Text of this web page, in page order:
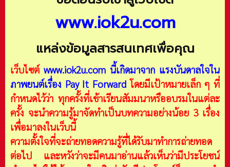
www.iok2u.com
แหล่งข้อมูลสารสนเทศเพื่อคุณ
เว็บไซต์ www.iok2u.com นี้เกิดมาจาก แรงบันดาลใจใน
ภาพยนต์เรื่อง Pay It Forward โดยมีเป้าหมายเล็ก ๆ ที่
กำหนดไว้ว่า ทุกครั้งที่เข้าเรียนสัมมนาหรืออบรมในแต่ละ
ครั้ง จะนำความรู้มาจัดทำเป็นบทความอย่างน้อย 3 เรื่อง
เพื่อมาลงในเว็บนี้
ความตั้งใจที่จะถ่ายทอดความรู้ที่ได้รับมาทำการถ่ายทอด
ต่อไป และหวังว่าจะมีคนมาอ่านแล้วเห็นว่ามีประโยชน์